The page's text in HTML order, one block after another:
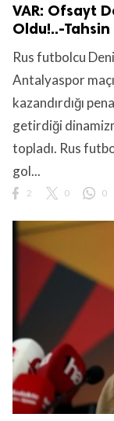
VAR: Ofsayt
Oldu!..-Tahsin
Rus futbolcu
Antalyaspor
kazandırdığı
getirdiği
topladı. Rus
gol...
2 0 0